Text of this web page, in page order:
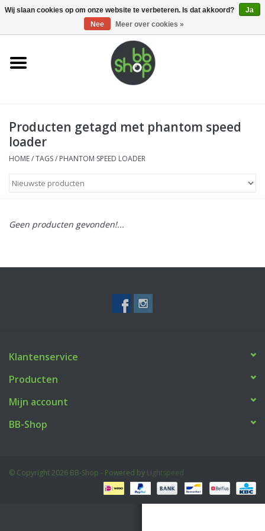
0 Artikelen - €0,00
Home
Supplies
Airsoft guns
Magazines
UPGRADE PARTS
Merken
Producten getagd met phantom speed
loader
HOME/TAGS/ PHANTOM SPEED LOADER
Geen producten gevonden!...
Klantenservice
Producten
Mijn account
BB-Shop
© Copyright 2026 BB-Shop - Powered by Lightspeed
Wij slaan cookies op om onze website te verbeteren. Is dat akkoord?
Ja
Nee
Meer over cookies »